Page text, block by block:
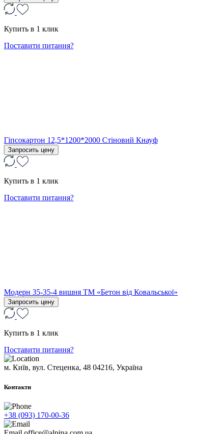
Купить в 1 клик
Поставити питання?
Гіпсокартон 12,5*1200*2000 Стіновий Кнауф
Запросить цену
Купить в 1 клик
Поставити питання?
Модерн 35-35-4 вишня ТМ «Бетон від Ковальської»
Запросить цену
Купить в 1 клик
Поставити питання?
м. Київ, вул. Стеценка, 48 04216, Україна
Контакти
+38 (093) 170-00-36